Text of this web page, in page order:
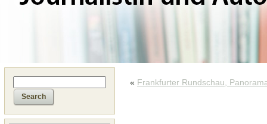
« Frankfurter Rundschau,